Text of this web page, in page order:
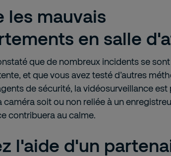
les mauvais
en salle
que de nombreux incidents se
et que vous avez testé d’autres
de sécurité, la vidéosurveillance est
caméra soit ou non reliée à un
contribuera au calme.
l'aide d'un